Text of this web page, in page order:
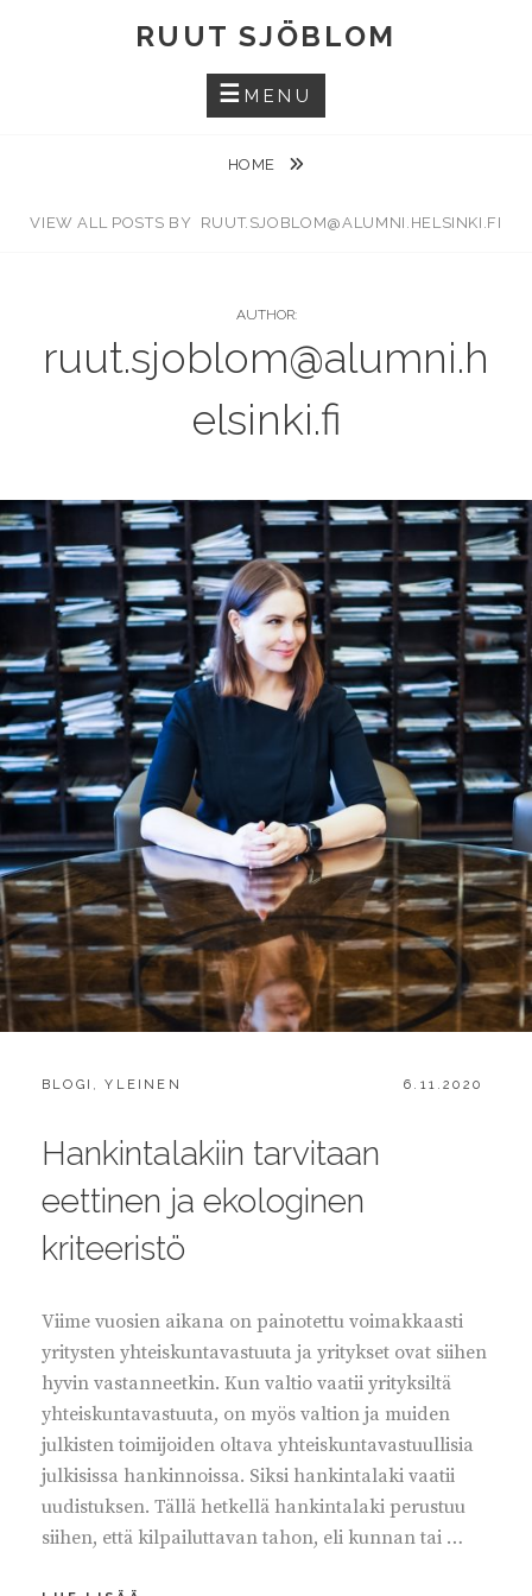
RUUT SJÖBLOM
MENU
HOME
VIEW ALL POSTS BY RUUT.SJOBLOM@ALUMNI.HELSINKI.FI
AUTHOR:
ruut.sjoblom@alumni.h
elsinki.fi
CATEGORIES:
BLOGI ,YLEINEN
POSTED
6.11.2020
Hankintalakiin tarvitaan
eettinen ja ekologinen
kriteeristö
Viime vuosien aikana on painotettu voimakkaasti
yritysten yhteiskuntavastuuta ja yritykset ovat siihen
hyvin vastanneetkin. Kun valtio vaatii yrityksiltä
yhteiskuntavastuuta, on myös valtion ja muiden
julkisten toimijoiden oltava yhteiskuntavastuullisia
julkisissa hankinnoissa. Siksi hankintalaki vaatii
uudistuksen. Tällä hetkellä hankintalaki perustuu
siihen, että kilpailuttavan tahon, eli kunnan tai …